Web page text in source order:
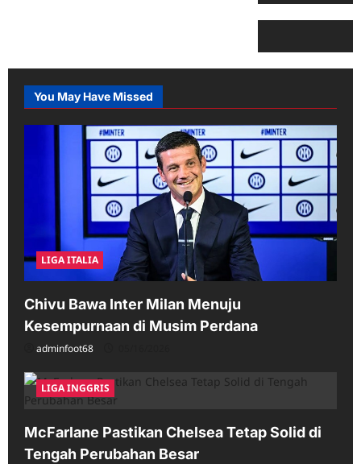
You May Have Missed
LIGA ITALIA
Chivu Bawa Inter Milan Menuju
Kesempurnaan di Musim Perdana
adminfoot68
LIGA INGGRIS
McFarlane Pastikan Chelsea Tetap Solid di
Tengah Perubahan Besar